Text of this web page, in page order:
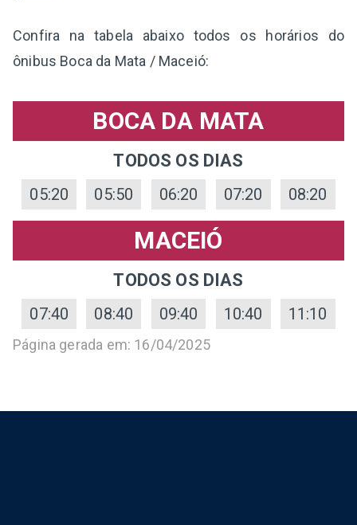
Confira na tabela abaixo todos os horários do
ônibus Boca da Mata / Maceió:
BOCA DA MATA
TODOS OS DIAS
05:20 05:50 06:20 07:20 08:20
MACEIÓ
TODOS OS DIAS
07:40 08:40 09:40 10:40 11:10
Página gerada em: 16/04/2025